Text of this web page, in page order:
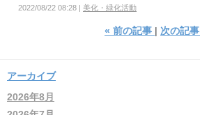
2022/08/22 08:28 美化・緑化活動
« 前の記事 次の記事
アーカイブ
2026年8月